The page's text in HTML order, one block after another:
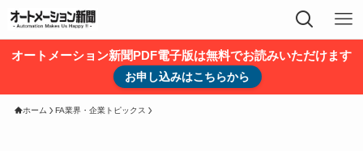
オートメーション新聞PDF電子版は無料でお読みいただけます
お申し込みはこちらから
ホーム FA業界・企業トピックス